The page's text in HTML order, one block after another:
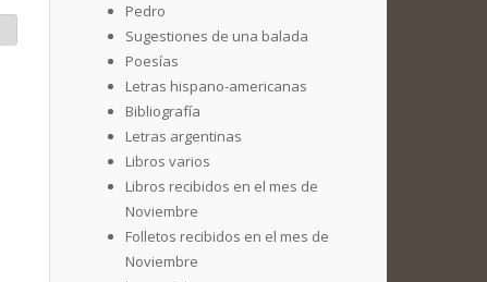
Pedro
Sugestiones de una balada
Poesías
Letras hispano-americanas
Bibliografía
Letras argentinas
Libros varios
Libros recibidos en el mes de
Noviembre
Folletos recibidos en el mes de
Noviembre